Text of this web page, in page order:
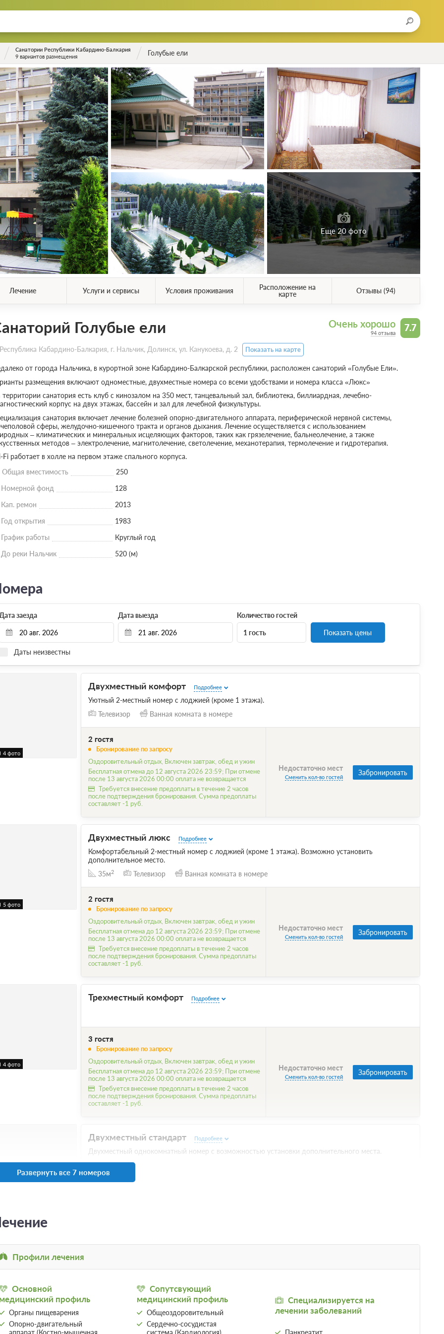
Санатории Республики Кабардино-Балкария
9 вариантов размещения
Голубые ели
Еще 20 фото
Лечение Услуги и сервисы Условия проживания
Расположение на
карте
Отзывы (94)
7.7
Очень хорошо
94 отзыва
Голубые ели
Кабардино-Балкария, г. Нальчик, Долинск, ул. Канукоева, д. 2 Показать на карте
от города Нальчика, в курортной зоне Кабардино-Балкарской республики, расположен санаторий «Голубые Ели».
размещения включают одноместные, двухместные номера со всеми удобствами и номера класса «Люкс»
санатория есть клуб с кинозалом на 350 мест, танцевальный зал, библиотека, биллиардная, лечебно-
корпус на двух этажах, бассейн и зал для лечебной физкультуры.
санатория включает лечение болезней опорно-двигательного аппарата, периферической нервной системы,
сферы, желудочно-кишечного тракта и органов дыхания. Лечение осуществляется с использованием
– климатических и минеральных исцеляющих факторов, таких как грязелечение, бальнеолечение, а также
методов – электролечение, магнитолечение, светолечение, механотерапия, термолечение и гидротерапия.
Fi работает в холле на первом этаже спального корпуса.
Общая вместимость
250
Номерной фонд
128
Кап. ремон
2013
Год открытия
1983
График работы
Круглый год
До реки Нальчик
520 (м)
заезда Дата выезда
Даты неизвестны
Количество гостей
1 гость Показать цены
4 фото
Двухместный комфорт Подробнее
Уютный 2-местный номер с лоджией (кроме 1 этажа).
Телевизор
Ванная комната в номере
2 гостя
Бронирование по запросу
Оздоровительный отдых, Включен завтрак, обед и ужин
Бесплатная отмена до 12 августа 2026 23:59; При отмене
после 13 августа 2026 00:00 оплата не возвращается
Требуется внесение предоплаты в течение 2 часов
после подтверждения бронирования. Сумма предоплаты
составляет -1 руб.
Недостаточно мест
Сменить кол-во гостей
Забронировать
5 фото
Двухместный люкс Подробнее
Комфортабельный 2-местный номер с лоджией (кроме 1 этажа). Возможно установить
дополнительное место.
35м2 Телевизор Ванная комната в номере
2 гостя
Бронирование по запросу
Оздоровительный отдых, Включен завтрак, обед и ужин
Бесплатная отмена до 12 августа 2026 23:59; При отмене
после 13 августа 2026 00:00 оплата не возвращается
Требуется внесение предоплаты в течение 2 часов
после подтверждения бронирования. Сумма предоплаты
составляет -1 руб.
Недостаточно мест
Сменить кол-во гостей
Забронировать
4 фото
Трехместный комфорт Подробнее
3 гостя
Бронирование по запросу
Оздоровительный отдых, Включен завтрак, обед и ужин
Бесплатная отмена до 12 августа 2026 23:59; При отмене
после 13 августа 2026 00:00 оплата не возвращается
Требуется внесение предоплаты в течение 2 часов
после подтверждения бронирования. Сумма предоплаты
составляет -1 руб.
Недостаточно мест
Сменить кол-во гостей
Забронировать
Двухместный стандарт Подробнее
Двухместный однокомнатный номер с возможностью установки дополнительного места.
2 Две односпальных кровати
Одноместный стандарт Подробнее
Одноместный однокомнатный номер.
Две односпальных кровати
Развернуть все 7 номеров
Профили лечения
Основной
профиль
Органы пищеварения
Опорно-двигательный
Сопутсвующий
медицинский профиль
Общеоздоровительный
Сердечно-сосудистая
Специализируется на
лечении заболеваний